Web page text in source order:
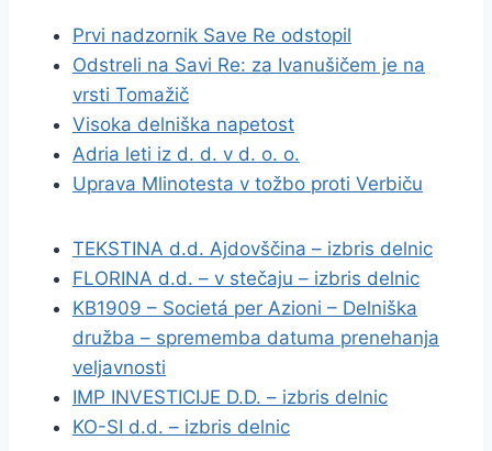
Prvi nadzornik Save Re odstopil
Odstreli na Savi Re: za Ivanušičem je na
vrsti Tomažič
Visoka delniška napetost
Adria leti iz d. d. v d. o. o.
Uprava Mlinotesta v tožbo proti Verbiču
TEKSTINA d.d. Ajdovščina – izbris delnic
FLORINA d.d. – v stečaju – izbris delnic
KB1909 – Societá per Azioni – Delniška
družba – sprememba datuma prenehanja
veljavnosti
IMP INVESTICIJE D.D. – izbris delnic
KO-SI d.d. – izbris delnic